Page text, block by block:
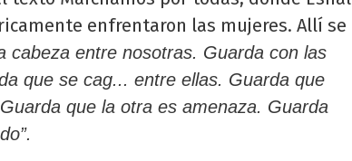
enfrentaron las mujeres. Allí se
cabeza entre nosotras. Guarda con las
que se cag... entre ellas. Guarda que
que la otra es amenaza. Guarda